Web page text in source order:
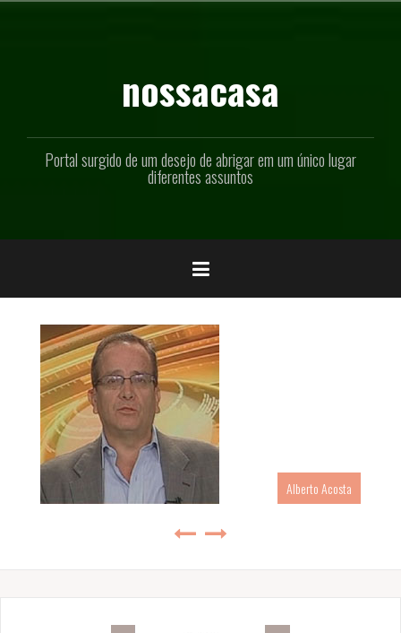
nossacasa
Portal surgido de um desejo de abrigar em um único lugar
diferentes assuntos
Alberto Acosta